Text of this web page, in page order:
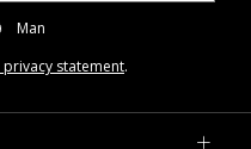
Man
privacy statement.